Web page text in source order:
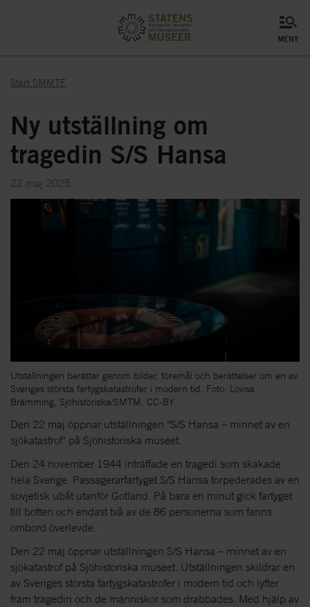
meny
Start SMMTF
Ny utställning om
tragedin S/S Hansa
22 maj 2025
Utställningen berättar genom bilder, föremål och berättelser om en av
Sveriges största fartygskatastrofer i modern tid. Foto: Lovisa
Brämming, Sjöhistoriska/SMTM. CC-BY.
Den 22 maj öppnar utställningen "S/S Hansa – minnet av en
sjökatastrof" på Sjöhistoriska museet.
Den 24 november 1944 inträffade en tragedi som skakade
hela Sverige. Passagerarfartyget S/S Hansa torpederades av en
sovjetisk ubåt utanför Gotland. På bara en minut gick fartyget
till botten och endast två av de 86 personerna som fanns
ombord överlevde.
Den 22 maj öppnar utställningen S/S Hansa – minnet av en
sjökatastrof på Sjöhistoriska museet. Utställningen skildrar en
av Sveriges största fartygskatastrofer i modern tid och lyfter
fram tragedin och de människor som drabbades. Med hjälp av